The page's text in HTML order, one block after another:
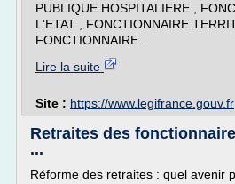
PUBLIQUE HOSPITALIERE ,
L'ETAT , FONCTIONNAIRE
FONCTIONNAIRE...
Lire la suite
Site : https://www.legifrance.gouv.fr
Retraites des
...
Réforme des retraites : quel avenir